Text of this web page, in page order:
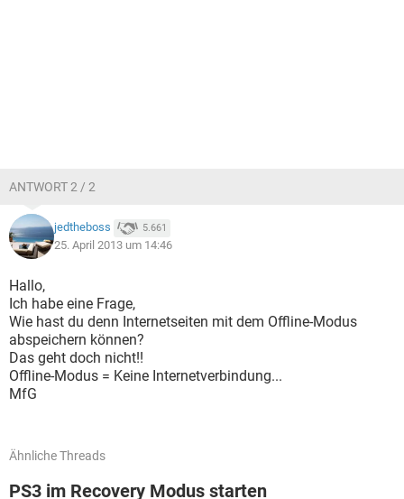
ANTWORT 2 / 2
jedtheboss 5.661
25. April 2013 um 14:46
Hallo,
Ich habe eine Frage,
Wie hast du denn Internetseiten mit dem Offline-Modus
abspeichern können?
Das geht doch nicht!!
Offline-Modus = Keine Internetverbindung...
MfG
Ähnliche Threads
PS3 im Recovery Modus starten